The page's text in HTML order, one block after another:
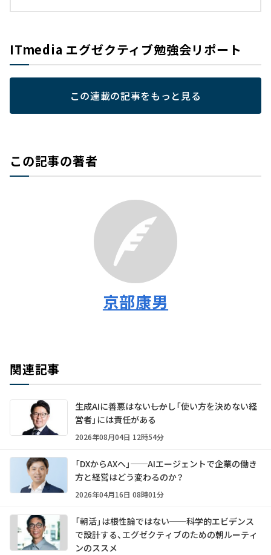
ITmedia エグゼクティブ勉強会リポート
この連載の記事をもっと見る
この記事の著者
京部康男
関連記事
生成AIに善悪はない――しかし「使い方を決めない経
営者」には責任がある
2026年08月04日 12時54分
「DXからAXへ」──AIエージェントで企業の働き
方と経営はどう変わるのか？
2026年04月16日 08時01分
「朝活」は根性論ではない──科学的エビデンス
で設計する、エグゼクティブのための朝ルーティ
ンのススメ